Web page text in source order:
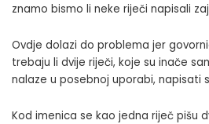
znamo bismo li neke riječi napisali
Ovdje dolazi do problema jer
trebaju li dvije riječi, koje su inače
nalaze u posebnoj uporabi, napisati
Kod imenica se kao jedna riječ pišu